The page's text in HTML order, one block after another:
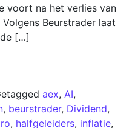
voort na het verlies van
Beurstrader laat
[…]
aex, AI,
, beurstrader, Dividend,
, halfgeleiders, inflatie,